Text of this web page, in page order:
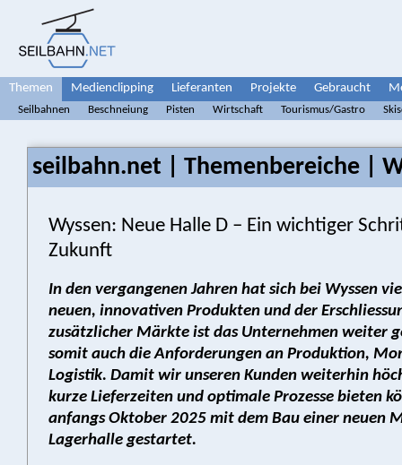
Themen Medienclipping Lieferanten Projekte Gebraucht
Seilbahnen Beschneiung Pisten Wirtschaft Tourismus/Gastro
seilbahn.net | Themenbereiche |
Wyssen: Neue Halle D – Ein wichtiger
Zukunft
In den vergangenen Jahren hat sich bei Wyssen
neuen, innovativen Produkten und der
zusätzlicher Märkte ist das Unternehmen weiter
somit auch die Anforderungen an Produktion,
Logistik. Damit wir unseren Kunden weiterhin
kurze Lieferzeiten und optimale Prozesse bieten
anfangs Oktober 2025 mit dem Bau einer neuen
Lagerhalle gestartet.